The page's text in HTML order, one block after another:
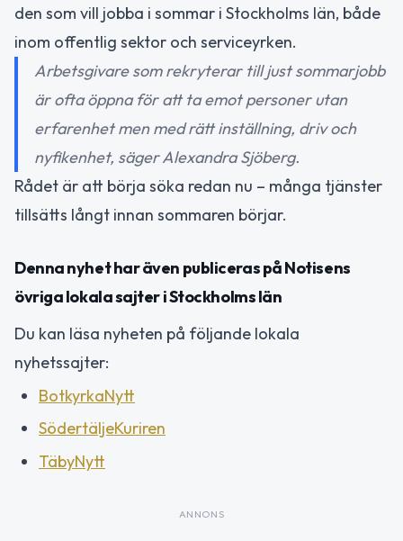
den som vill jobba i sommar i Stockholms län, både
inom offentlig sektor och serviceyrken.
Arbetsgivare som rekryterar till just sommarjobb
är ofta öppna för att ta emot personer utan
erfarenhet men med rätt inställning, driv och
nyfikenhet, säger Alexandra Sjöberg.
Rådet är att börja söka redan nu – många tjänster
tillsätts långt innan sommaren börjar.
Denna nyhet har även publiceras på Notisens
övriga lokala sajter i Stockholms län
Du kan läsa nyheten på följande lokala
nyhetssajter:
BotkyrkaNytt
SödertäljeKuriren
TäbyNytt
ANNONS